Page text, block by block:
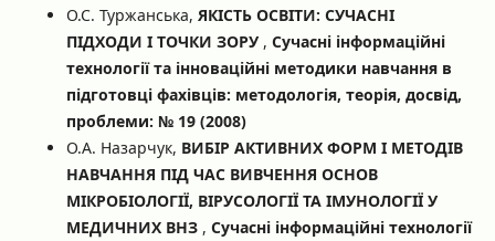
О.С. Туржанська, ЯКІСТЬ ОСВІТИ: СУЧАСНІ
ПІДХОДИ І ТОЧКИ ЗОРУ , Сучасні інформаційні
технології та інноваційні методики навчання в
підготовці фахівців: методологія, теорія, досвід,
проблеми: № 19 (2008)
О.А. Назарчук, ВИБІР АКТИВНИХ ФОРМ І МЕТОДІВ
НАВЧАННЯ ПІД ЧАС ВИВЧЕННЯ ОСНОВ
МІКРОБІОЛОГІЇ, ВІРУСОЛОГІЇ ТА ІМУНОЛОГІЇ У
МЕДИЧНИХ ВНЗ , Сучасні інформаційні технології